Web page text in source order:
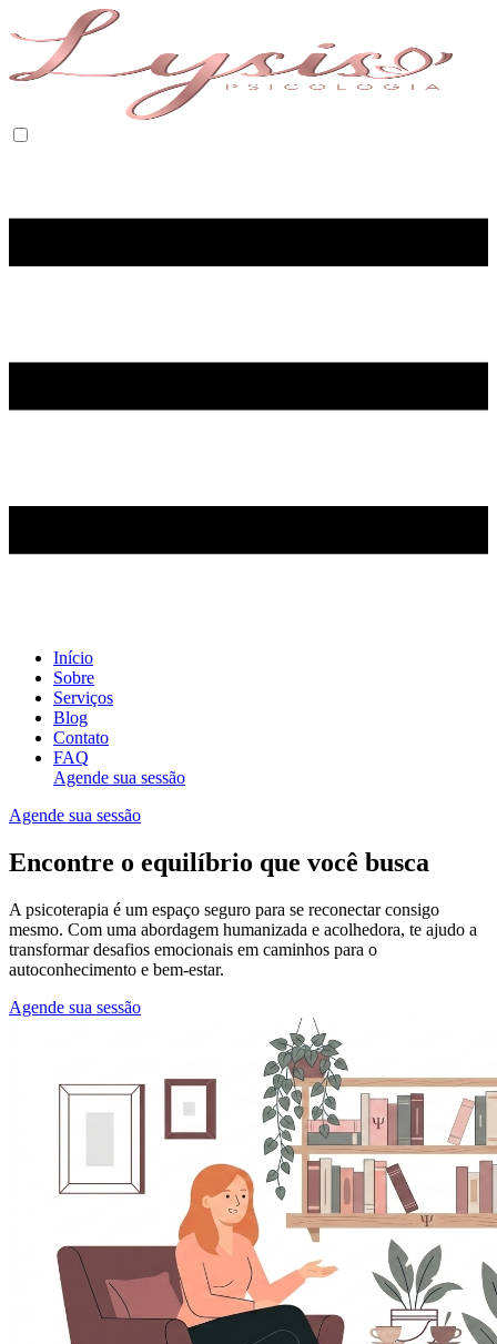
Início
Sobre
Serviços
Blog
Contato
FAQ
Agende sua sessão
Agende sua sessão
Encontre o equilíbrio que você busca
A psicoterapia é um espaço seguro para se reconectar consigo
mesmo. Com uma abordagem humanizada e acolhedora, te ajudo a
transformar desafios emocionais em caminhos para o
autoconhecimento e bem-estar.
Agende sua sessão